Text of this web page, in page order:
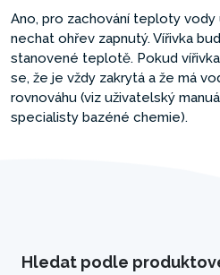
Ano, pro zachování teploty vody
nechat ohřev zapnutý. Vířivka
stanovené teplotě. Pokud
se, že je vždy zakrytá a že má
rovnováhu (viz uživatelský
specialisty bazéné chemie).
Hledat podle